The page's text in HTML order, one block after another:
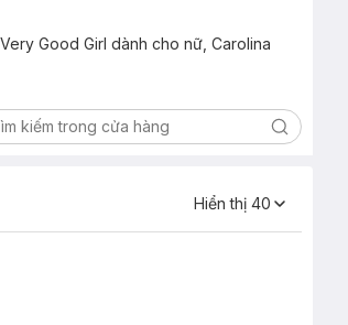
Good Girl dành cho nữ, Carolina
Search
Hiển thị 40